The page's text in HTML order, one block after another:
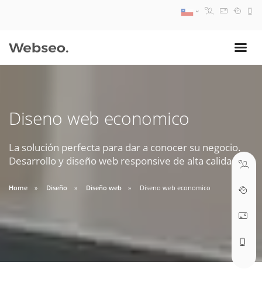
Diseno web economico
La solución perfecta para dar a conocer su negocio.
Desarrollo y diseño web responsive de alta calidad.
Home Diseño Diseño web Diseno web economico
09:30 AM A 18:30 PM
soporte@webseo.cl